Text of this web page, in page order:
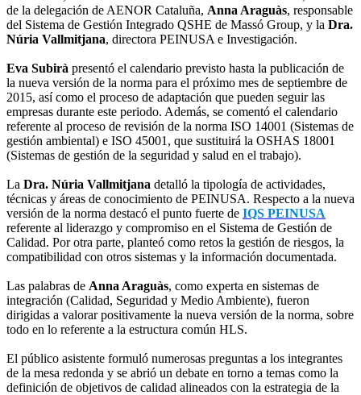
de la delegación de AENOR Cataluña, Anna Araguàs, responsable
del Sistema de Gestión Integrado QSHE de Massó Group, y la Dra.
Núria Vallmitjana, directora PEINUSA e Investigación.
Eva Subirà presentó el calendario previsto hasta la publicación de
la nueva versión de la norma para el próximo mes de septiembre de
2015, así como el proceso de adaptación que pueden seguir las
empresas durante este periodo. Además, se comentó el calendario
referente al proceso de revisión de la norma ISO 14001 (Sistemas de
gestión ambiental) e ISO 45001, que sustituirá la OSHAS 18001
(Sistemas de gestión de la seguridad y salud en el trabajo).
La Dra. Núria Vallmitjana detalló la tipología de actividades,
técnicas y áreas de conocimiento de PEINUSA. Respecto a la nueva
versión de la norma destacó el punto fuerte de IQS PEINUSA
referente al liderazgo y compromiso en el Sistema de Gestión de
Calidad. Por otra parte, planteó como retos la gestión de riesgos, la
compatibilidad con otros sistemas y la información documentada.
Las palabras de Anna Araguàs, como experta en sistemas de
integración (Calidad, Seguridad y Medio Ambiente), fueron
dirigidas a valorar positivamente la nueva versión de la norma, sobre
todo en lo referente a la estructura común HLS.
El público asistente formuló numerosas preguntas a los integrantes
de la mesa redonda y se abrió un debate en torno a temas como la
definición de objetivos de calidad alineados con la estrategia de la